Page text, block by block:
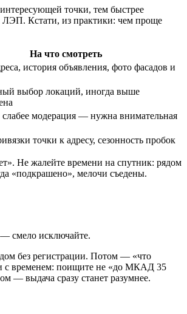
точки, тем быстрее
ЛЭП. Кстати, из практики: чем проще
На что смотреть
история объявления, фото фасадов и
выбор локаций, иногда выше
модерация — нужна внимательная
точки к адресу, сезонность пробок
Не жалейте времени на спутник: рядом
«подкрашено», мелочи съедены.
— смело исключайте.
без регистрации. Потом — «что
и с временем: поищите не «до МКАД 35
— выдача сразу станет разумнее.